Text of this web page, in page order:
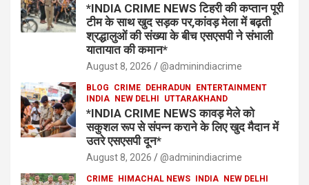
*INDIA CRIME NEWS टिहरी की कप्तान पूरी
टीम के साथ खुद सड़क पर,कांवड़ मेला में बढ़ती
श्रद्धालुओं की संख्या के बीच एसएसपी ने संभाली
यातायात की कमान*
August 8, 2026 @adminindiacrime
BLOG CRIME DEHRADUN
ENTERTAINMENT
INDIA NEW DELHI UTTARAKHAND
*INDIA CRIME NEWS कावड़ मेले को
सकुशल रूप से संपन्न कराने के लिए खुद मैदान में
उतरे एसएसपी दून*
August 8, 2026 @adminindiacrime
CRIME HIMACHAL NEWS INDIA NEW DELHI